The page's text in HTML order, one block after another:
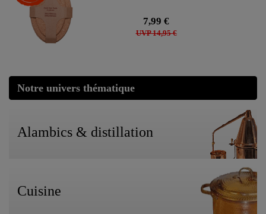
UVP 14,95 €
7,99 €
Notre univers thématique
Alambics & distillation
Cuisine